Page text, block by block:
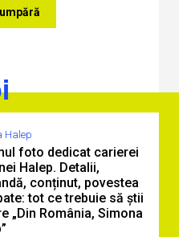
Halep
foto dedicat carierei
Halep. Detalii,
conținut, povestea
tot ce trebuie să știi
„Din România, Simona